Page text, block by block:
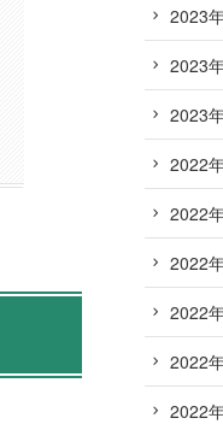
2023
2023
2023
2022
2022
2022
2022
2022
2022